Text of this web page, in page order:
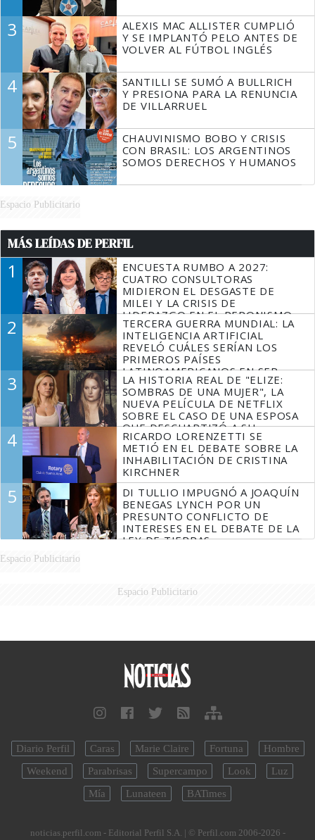
3
ALEXIS MAC ALLISTER CUMPLIÓ
Y SE IMPLANTÓ PELO ANTES DE
VOLVER AL FÚTBOL INGLÉS
4
SANTILLI SE SUMÓ A BULLRICH
Y PRESIONA PARA LA RENUNCIA
DE VILLARRUEL
5
CHAUVINISMO BOBO Y CRISIS
CON BRASIL: LOS ARGENTINOS
SOMOS DERECHOS Y HUMANOS
Espacio Publicitario
MÁS LEÍDAS DE PERFIL
1
ENCUESTA RUMBO A 2027:
CUATRO CONSULTORAS
MIDIERON EL DESGASTE DE
MILEI Y LA CRISIS DE
LIDERAZGO EN EL PERONISMO
2
TERCERA GUERRA MUNDIAL: LA
INTELIGENCIA ARTIFICIAL
REVELÓ CUÁLES SERÍAN LOS
PRIMEROS PAÍSES
LATINOAMERICANOS EN SER
DERROTADOS
3
LA HISTORIA REAL DE "ELIZE:
SOMBRAS DE UNA MUJER", LA
NUEVA PELÍCULA DE NETFLIX
SOBRE EL CASO DE UNA ESPOSA
QUE DESCUARTIZÓ A SU
MARIDO
4
RICARDO LORENZETTI SE
METIÓ EN EL DEBATE SOBRE LA
INHABILITACIÓN DE CRISTINA
KIRCHNER
5
DI TULLIO IMPUGNÓ A JOAQUÍN
BENEGAS LYNCH POR UN
PRESUNTO CONFLICTO DE
INTERESES EN EL DEBATE DE LA
LEY DE TIERRAS
Espacio Publicitario
Espacio Publicitario
Diario Perfil Caras Marie Claire Fortuna
Hombre
Weekend
Parabrisas Supercampo Look
Luz
Mía
Lunateen BATimes
noticias.perfil.com - Editorial Perfil S.A. | © Perfil.com 2006-2026 -